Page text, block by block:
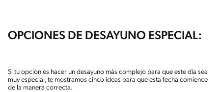
OPCIONES DE DESAYUNO ESPECIAL:
Si tu opción es hacer un desayuno más complejo para que este día sea
muy especial, te mostramos cinco ideas para que esta fecha comience
de la manera correcta.